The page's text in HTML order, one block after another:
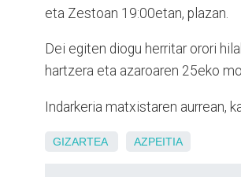
eta Zestoan 19:00etan, plazan.
Dei egiten diogu herritar orori
hartzera eta azaroaren 25eko
Indarkeria matxistaren aurrean,
GIZARTEA AZPEITIA